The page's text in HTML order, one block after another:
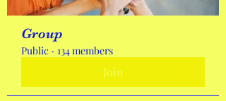
Group
Public · 134 members
Join